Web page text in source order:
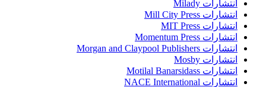
انتشارات Milady
انتشارات Mill City Press
انتشارات MIT Press
انتشارات Momentum Press
انتشارات Morgan and Claypool Publishers
انتشارات Mosby
انتشارات Motilal Banarsidass
انتشارات NACE International